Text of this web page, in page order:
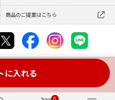
に入れる
商品のご提案はこちら